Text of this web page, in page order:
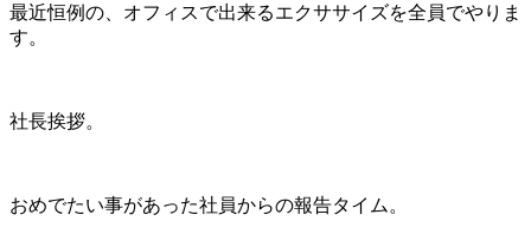
最近恒例の、オフィスで出来るエクササイズを全員でやりま
す。
社長挨拶。
おめでたい事があった社員からの報告タイム。